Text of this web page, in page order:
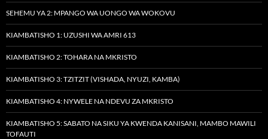
SEHEMU YA 2: MPANGO WA UONGO WA WOKOVU
KIAMBATISHO 1: UZUSHI WA AMRI 613
KIAMBATISHO 2: TOHARA NA MKRISTO
KIAMBATISHO 3: TZITZIT (VISHADA, NYUZI, KAMBA)
KIAMBATISHO 4: NYWELE NA NDEVU ZA MKRISTO
KIAMBATISHO 5: SABATO NA SIKU YA KWENDA KANISANI, MAMBO MAWILI
TOFAUTI